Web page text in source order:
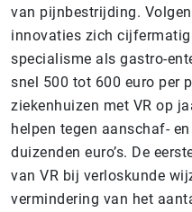
van pijnbestrijding.
innovaties zich
specialisme als gastro-
snel 500 tot 600 euro per
ziekenhuizen met VR op
helpen tegen aanschaf-
duizenden euro’s. De
van VR bij verloskunde
vermindering van het